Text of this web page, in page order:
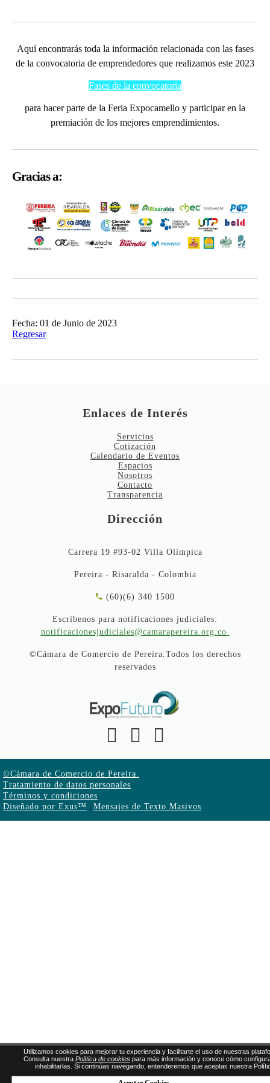
Aquí encontrarás toda la información relacionada con las fases
de la convocatoria de emprendedores que realizamos este 2023
Fases de la convocatoria
para hacer parte de la Feria Expocamello y participar en la
premiación de los mejores emprendimientos.
Gracias a:
Fecha: 01 de Junio de 2023
Regresar
Enlaces de Interés
Servicios
Cotización
Calendario de Eventos
Espacios
Nosotros
Contacto
Transparencia
Dirección
Carrera 19 #93-02 Villa Olímpica
Pereira - Risaralda - Colombia
(60)(6) 340 1500
Escríbenos para notificaciones judiciales:
notificacionesjudiciales@camarapereira.org.co
©Cámara de Comercio de Pereira.Todos los derechos
reservados
©Cámara de Comercio de Pereira.
Tratamiento de datos personales
Términos y condiciones
Diseñado por Exus™ | Mensajes de Texto Masivos
Utilizamos cookies para mejorar tu experiencia y facilitarte el uso de nuestras
Consulta nuestra Política de cookies para más información y conoce cómo
inhabilitarlas. Si continúas navegando, entenderemos que aceptas nuestra